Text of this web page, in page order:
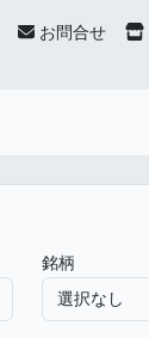
お問合せ
銘柄